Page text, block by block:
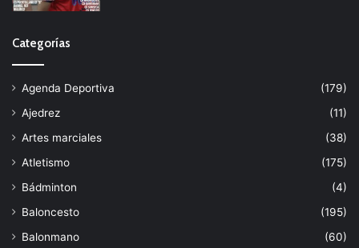
Categorías
Agenda Deportiva
(179)
Ajedrez
(11)
Artes marciales
(38)
Atletismo
(175)
Bádminton
(4)
Baloncesto
(195)
Balonmano
(60)